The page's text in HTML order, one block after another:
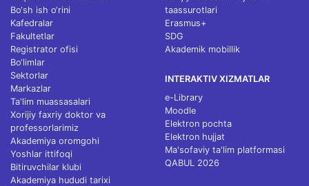
Bo‘sh ish o‘rini
Kafedralar
Fakultetlar
Registrator ofisi
Bo‘limlar
Sektorlar
Markazlar
Ta'lim muassasalari
Xorijiy faxriy doktor va
professorlarimiz
Akademiya oromgohi
Yoshlar ittifoqi
Bitiruvchilar klubi
Akademiya hududi tarixi
taassurotlari
Erasmus+
SDG
Akademik mobillik
INTERAKTIV XIZMATLAR
e-Library
Moodle
Elektron pochta
Elektron hujjat
Ma'sofaviy ta'lim platformasi
QABUL 2026